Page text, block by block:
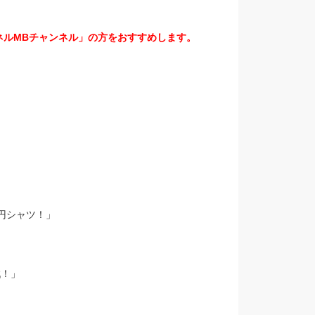
MBチャンネル」の方をおすすめします。
ャツ！」
」